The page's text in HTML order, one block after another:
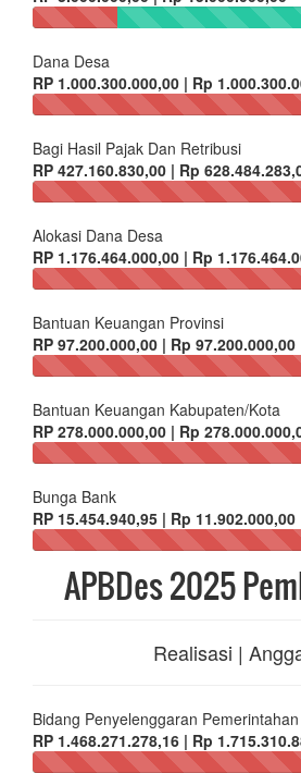
Dana Desa
RP 1.000.300.000,00 | Rp
Bagi Hasil Pajak Dan Retribusi
RP 427.160.830,00 | Rp
Alokasi Dana Desa
RP 1.176.464.000,00 | Rp
Bantuan Keuangan Provinsi
RP 97.200.000,00 | Rp 97.200.000,00
Bantuan Keuangan Kabupaten/Kota
RP 278.000.000,00 | Rp
Bunga Bank
RP 15.454.940,95 | Rp 11.902.000,00
APBDes 2025
Realisasi |
Bidang Penyelenggaran
RP 1.468.271.278,16 | Rp